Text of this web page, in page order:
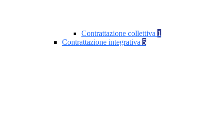
Contrattazione collettiva 1
Contrattazione integrativa 5